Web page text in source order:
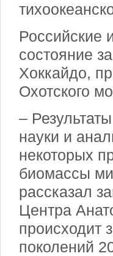
Российские
состояние
Хоккайдо,
Охотского
–
науки и
некоторых
биомассы
рассказал
Центра
происходит
поколений